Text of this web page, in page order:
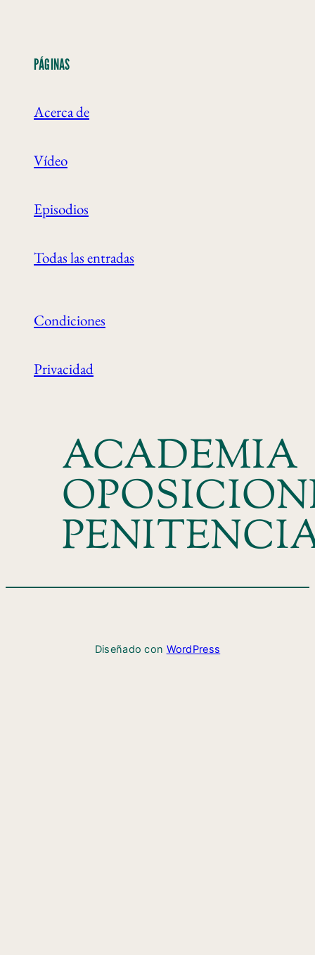
PÁGINAS
Acerca de
Vídeo
Episodios
Todas las entradas
Condiciones
Privacidad
ACADEMIA
Diseñado con WordPress